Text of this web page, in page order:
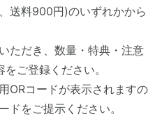
送料900円)のいずれかから
だき、数量・特典・注意
ご登録ください。
コードが表示されますの
ドをご提示ください。